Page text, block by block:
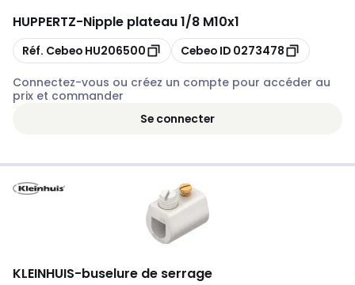
HUPPERTZ-Nipple plateau 1/8 M10x1
Copier
Réf. Cebeo HU206500 Copier
Cebeo ID 0273478
Connectez-vous ou créez un compte pour accéder au
prix et commander
Se connecter
KLEINHUIS-buselure de serrage